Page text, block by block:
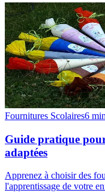
Fournitures Scolaires6 min
Guide pratique
adaptées
Apprenez à choisir des
l'apprentissage de votre